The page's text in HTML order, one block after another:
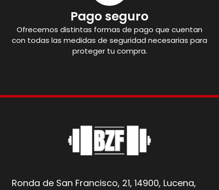
Pago seguro
Ofrecemos distintas formas de pago que cuentan
con todas las medidas de seguridad necesarias para
proteger tu compra.
Ronda de San Francisco, 21, 14900, Lucena,